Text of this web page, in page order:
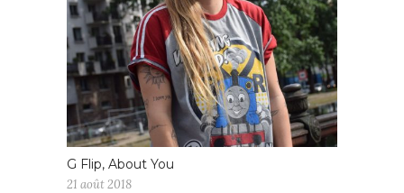
G Flip, About You
21 août 2018